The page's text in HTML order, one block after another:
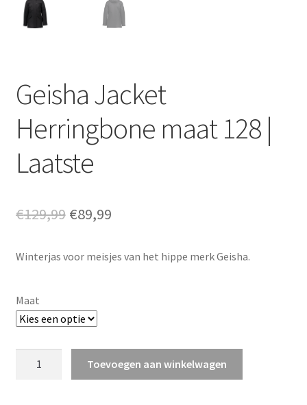
Geisha Jacket
Herringbone maat 128 |
Laatste
€129,99 Oorspronkelijke
was:
€89,99Huidige
is:
Winterjas voor meisjes van het hippe merk Geisha.
Maat
Toevoegen aan winkelwagen